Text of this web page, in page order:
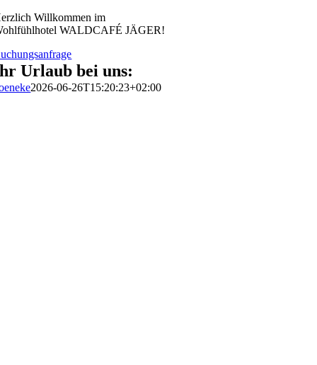
Willkommen im
WALDCAFÉ JÄGER!
Urlaub bei uns:
2026-06-26T15:20:23+02:00